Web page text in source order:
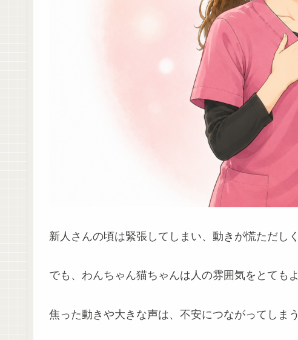
新人さんの頃は緊張してしまい、動きが慌ただし
でも、わんちゃん猫ちゃんは人の雰囲気をとても
焦った動きや大きな声は、不安につながってしまう